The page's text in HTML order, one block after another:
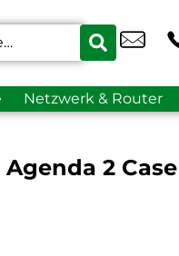
Netzwerk & Router
2